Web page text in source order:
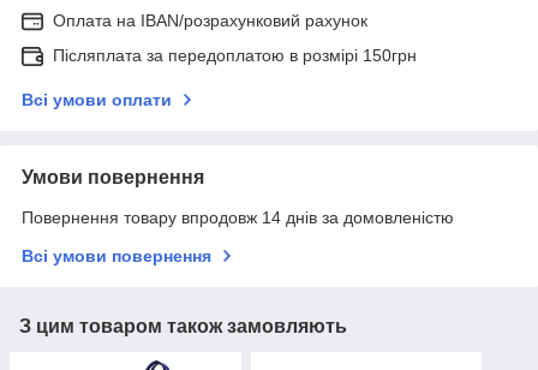
Оплата на IBAN/розрахунковий рахунок
Післяплата за передоплатою в розмірі 150грн
Всі умови оплати
Умови повернення
Повернення товару впродовж 14 днів за домовленістю
Всі умови повернення
З цим товаром також замовляють